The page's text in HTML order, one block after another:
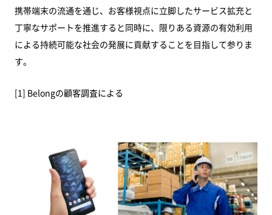
携帯端末の流通を通じ、お客様視点に立脚したサービス拡充と
丁寧なサポートを推進すると同時に、限りある資源の有効利用
による持続可能な社会の発展に貢献することを目指して参りま
す。
[1] Belongの顧客調査による